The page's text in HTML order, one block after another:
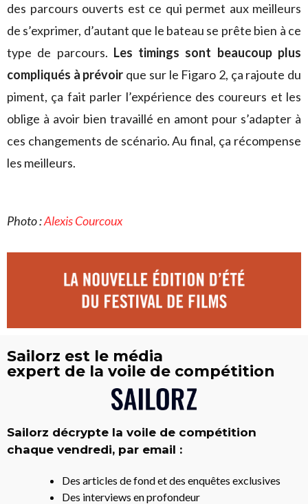
des parcours ouverts est ce qui permet aux meilleurs
de s’exprimer, d’autant que le bateau se prête bien à ce
type de parcours. Les timings sont beaucoup plus
compliqués à prévoir que sur le Figaro 2, ça rajoute du
piment, ça fait parler l’expérience des coureurs et les
oblige à avoir bien travaillé en amont pour s’adapter à
ces changements de scénario. Au final, ça récompense
les meilleurs.
Photo :Alexis Courcoux
Sailorz est le média
expert de la voile de compétition
Sailorz décrypte la voile de compétition
chaque vendredi, par email :
Des articles de fond et des enquêtes exclusives
Des interviews en profondeur